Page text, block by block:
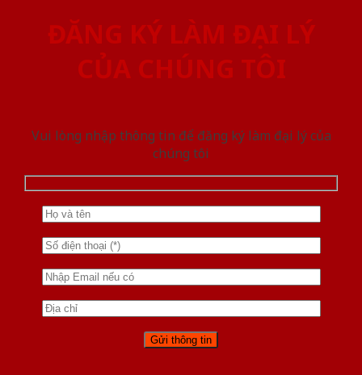
ĐĂNG KÝ LÀM ĐẠI LÝ
CỦA CHÚNG TÔI
Vui lòng nhập thông tin để đăng ký làm đại lý của
chúng tôi